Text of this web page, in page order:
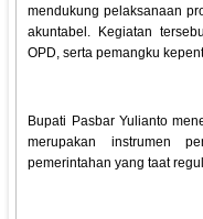
mendukung pelaksanaan
akuntabel. Kegiatan
OPD, serta pemangku
Bupati Pasbar Yulianto
merupakan instrumen
pemerintahan yang taat